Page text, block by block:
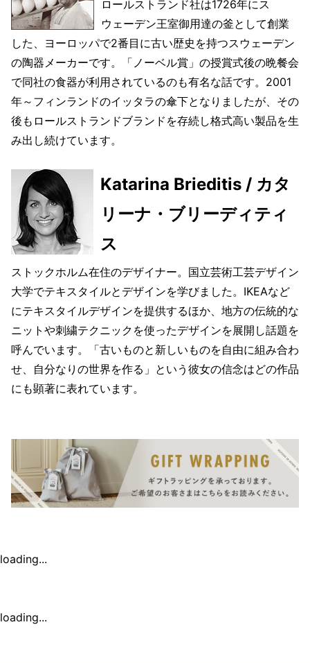
ロールストランド社は1726年にス
ウェーデン王室御用達の釜として創業
した、ヨーロッパで2番目に古い歴史を持つスウェーデン
の陶器メーカーです。「ノーベル賞」の授賞式後の晩餐会
で同社の食器が利用されているのも有名な話です。2001
年～フィンランドのイッタラの傘下となりましたが、その
後もロールストランドブランドを存続し格式高い製品を生
み出し続けています。
Katarina Brieditis / カタ
リーナ・ブリーディティ
ス
ストックホルム在住のデザイナー。国立芸術工芸デザイン
大学でテキスタイルとデザインを学びました。IKEAなど
にテキスタイルデザインを提供するほか、地方の伝統的な
ニットや刺繍テクニックを使ったデザインを展開し話題を
呼んでいます。「古いものと新しいものを自由に組み合わ
せ、自分なりの世界を作る」という彼女の信念はどの作品
にも顕著に表れています。
loading...
loading...